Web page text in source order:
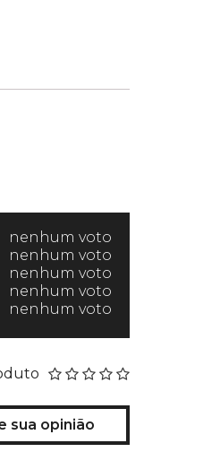
nenhum voto
nenhum voto
nenhum voto
nenhum voto
nenhum voto
sua opinião